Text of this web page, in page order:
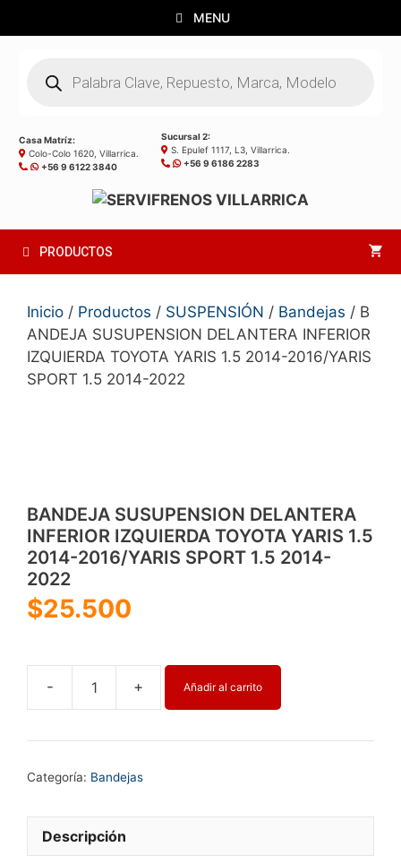
al
MENU
productos
Casa Matríz:
Colo-Colo 1620, Villarrica.
+56 9 6122 3840
Sucursal 2:
S. Epulef 1117, L3, Villarrica.
+56 9 6186 2283
PRODUCTOS
Inicio / Productos / SUSPENSIÓN / Bandejas / B
ANDEJA SUSUPENSION DELANTERA INFERIOR
IZQUIERDA TOYOTA YARIS 1.5 2014-2016/YARIS
SPORT 1.5 2014-2022
BANDEJA SUSUPENSION DELANTERA
INFERIOR IZQUIERDA TOYOTA YARIS 1.5
2014-2016/YARIS SPORT 1.5 2014-
2022
$25.500
-
BANDEJA
DELANTERA
1.5
+ Añadir al carrito
Categoría: Bandejas
Descripción